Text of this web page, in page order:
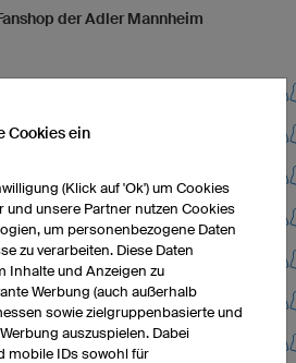
der Adler Mannheim
Cookies ein
(Klick auf 'Ok') um Cookies
und unsere Partner nutzen Cookies
um personenbezogene Daten
zu verarbeiten. Diese Daten
Inhalte und Anzeigen zu
Werbung (auch außerhalb
sowie zielgruppenbasierte und
auszuspielen. Dabei
mobile IDs sowohl für